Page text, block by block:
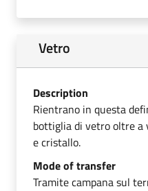
Vetro
Description
Rientrano in questa
bottiglia di vetro oltre
e cristallo.
Mode of transfer
Tramite campana sul